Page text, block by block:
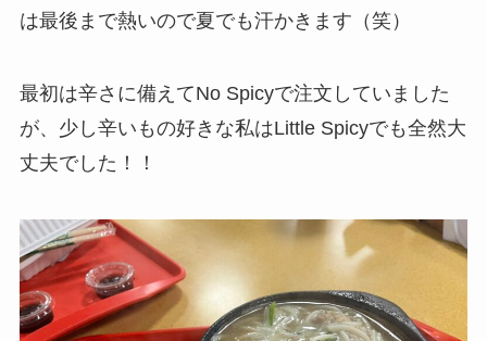
は最後まで熱いので夏でも汗かきます（笑）
最初は辛さに備えてNo Spicyで注文していました
が、少し辛いもの好きな私はLittle Spicyでも全然大
丈夫でした！！